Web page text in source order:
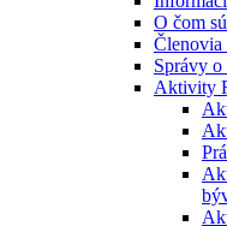
O čom
Členovia
Správy
Aktivity